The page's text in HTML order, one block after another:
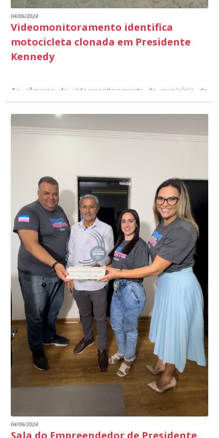
04/06/2024
Videomonitoramento identifica
motocicleta clonada em Presidente
Kennedy
As câmeras de videomonitoramento do município de
Presidente Kennedy identificaram neste fim de semana,
01 de junho, uma motocicleta com indícios de
adulteração, imediatamente, a central de
videomonitoramento acionou a Guarda Civil Municipal,
Durante a abordagem a adulteração foi comprovada,
através da conferência do Chassi, a motocicleta, bem
conta do sistema de videomonitoramento instalado
recentemente em todo o município de Presidente
Kennedy, o sistema é integrado com outros municípios
do país, sendo possível a identificação de veículos por
meio do cruzamento de informações, nesse caso
específico, com dados de uma cidade do Estado do Rio
de Janeiro.
“Mais de 100 câmeras foram instaladas na sede e no
interior de Presidente Kennedy, garantindo mais
segurança à população, seja nas ruas, no comércio, os
produtores agropecuários. Estamos no rumo certo,
parabéns a todos os servidores que contribuem para a
segurança da nossa cidade”, destaca o prefeito Dorlei
Fontão.
04/06/2024
Sala do Empreendedor de Presidente